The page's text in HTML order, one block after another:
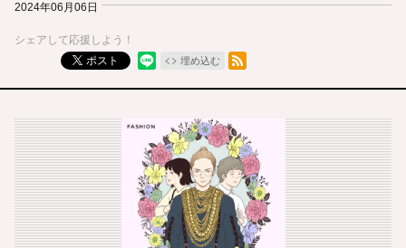
2024年06月06日
シェアして応援しよう！
ポスト
埋め込む
RSSフィード